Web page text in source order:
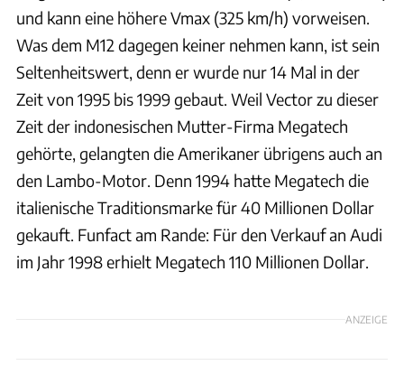
und kann eine höhere Vmax (325 km/h) vorweisen.
Was dem M12 dagegen keiner nehmen kann, ist sein
Seltenheitswert, denn er wurde nur 14 Mal in der
Zeit von 1995 bis 1999 gebaut. Weil Vector zu dieser
Zeit der indonesischen Mutter-Firma Megatech
gehörte, gelangten die Amerikaner übrigens auch an
den Lambo-Motor. Denn 1994 hatte Megatech die
italienische Traditionsmarke für 40 Millionen Dollar
gekauft. Funfact am Rande: Für den Verkauf an Audi
im Jahr 1998 erhielt Megatech 110 Millionen Dollar.
ANZEIGE